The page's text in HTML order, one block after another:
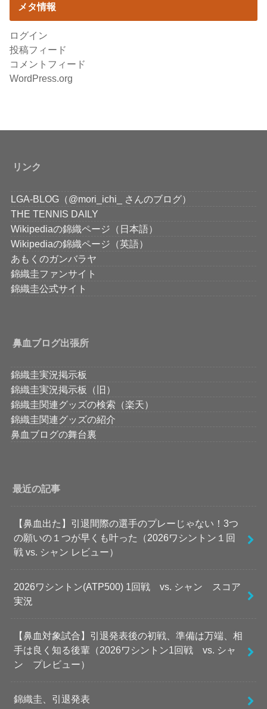
メタ情報
ログイン
投稿フィード
コメントフィード
WordPress.org
リンク
LGA-BLOG（@mori_ichi_ さんのブログ）
THE TENNIS DAILY
Wikipediaの錦織ページ（日本語）
Wikipediaの錦織ページ（英語）
あもくのガンバラヤ
錦織圭ファンサイト
錦織圭公式サイト
鼻血ブログ出張所
錦織圭実況掲示板
錦織圭実況掲示板（旧）
錦織圭関連グッズの検索（楽天）
錦織圭関連グッズの紹介
鼻血ブログの舞台裏
最近の記事
【鼻血出た】引退間際の選手のプレーじゃない！3つ
の願いの１つが早くも叶った（2026ワシントン１回
戦 vs. シャン レビュー）
2026ワシントン(ATP500) 1回戦 vs. シャン スコア
実況
【鼻血対象試合】引退発表後の初戦、準備は万端、相
手は良く知る後輩（2026ワシントン1回戦 vs. シャ
ン プレビュー）
錦織圭、引退発表